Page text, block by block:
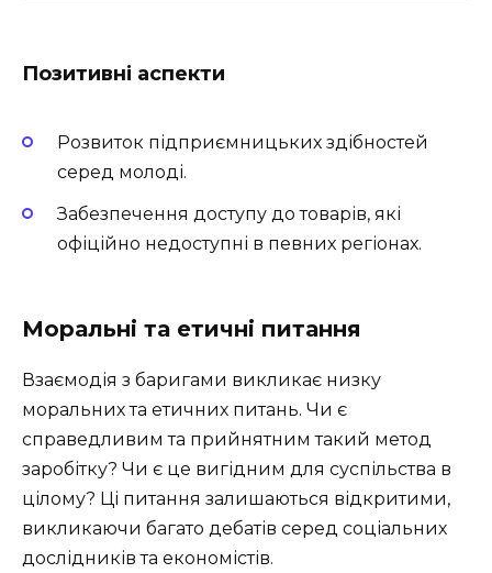
Позитивні аспекти
Розвиток підприємницьких здібностей
серед молоді.
Забезпечення доступу до товарів, які
офіційно недоступні в певних регіонах.
Моральні та етичні питання
Взаємодія з баригами викликає низку
моральних та етичних питань. Чи є
справедливим та прийнятним такий метод
заробітку? Чи є це вигідним для суспільства в
цілому? Ці питання залишаються відкритими,
викликаючи багато дебатів серед соціальних
дослідників та економістів.